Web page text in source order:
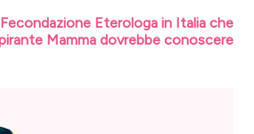
Eterologa in Italia che
Mamma dovrebbe conoscere